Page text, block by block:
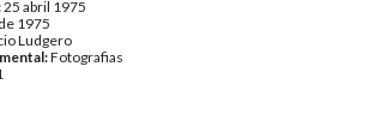
25 abril 1975
1975
Ludgero
Fotografias